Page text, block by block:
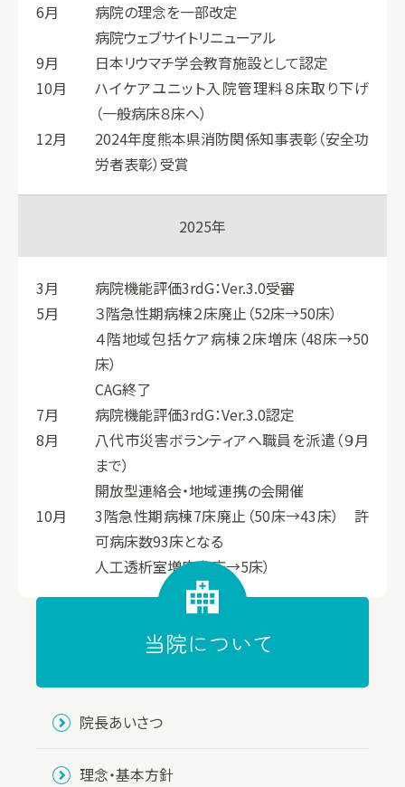
6月
病院の理念を一部改定
病院ウェブサイトリニューアル
9月
日本リウマチ学会教育施設として認定
10月
ハイケアユニット入院管理料８床取り下げ
（一般病床８床へ）
12月
2024年度熊本県消防関係知事表彰（安全功
労者表彰）受賞
2025年
3月
病院機能評価3rdG：Ver.3.0受審
5月
３階急性期病棟２床廃止（52床→50床）
４階地域包括ケア病棟２床増床（48床→50
床）
CAG終了
7月
病院機能評価3rdG：Ver.3.0認定
8月
八代市災害ボランティアへ職員を派遣（９月
まで）
開放型連絡会・地域連携の会開催
10月
3階急性期病棟7床廃止（50床→43床） 許
可病床数93床となる
人工透析室増床（4床→5床）
当院について
院長あいさつ
理念・基本方針